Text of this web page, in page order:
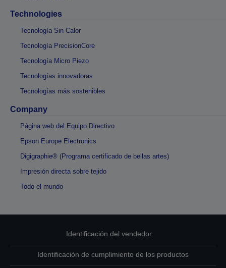
Technologies
Tecnología Sin Calor
Tecnología PrecisionCore
Tecnología Micro Piezo
Tecnologías innovadoras
Tecnologías más sostenibles
Company
Página web del Equipo Directivo
Epson Europe Electronics
Digigraphie® (Programa certificado de bellas artes)
Impresión directa sobre tejido
Todo el mundo
Identificación del vendedor
Identificación de cumplimiento de los productos